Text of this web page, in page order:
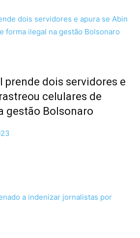
prende dois servidores e
celulares de
gestão Bolsonaro